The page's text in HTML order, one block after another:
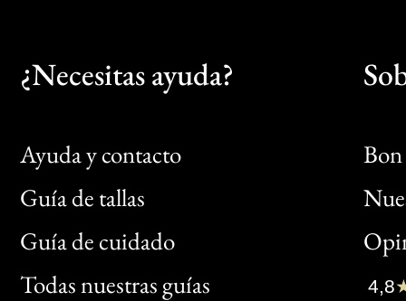
¿Necesitas ayuda?
Ayuda y contacto
Guía de tallas
Guía de cuidado
Todas nuestras guías
Bon
Clic
4,8